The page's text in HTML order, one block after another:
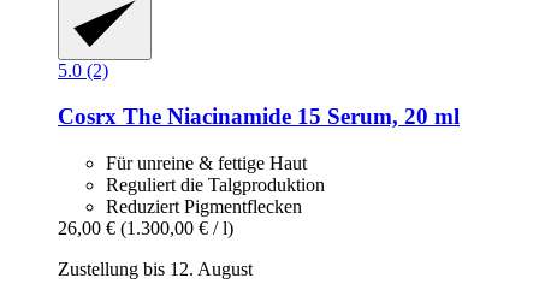
5.0 (2)
Cosrx The Niacinamide 15 Serum, 20 ml
Für unreine & fettige Haut
Reguliert die Talgproduktion
Reduziert Pigmentflecken
26,00 € (1.300,00 € / l)
Zustellung bis 12. August